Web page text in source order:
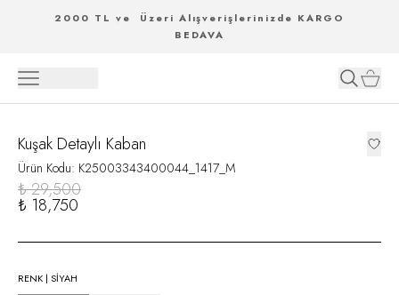
2000 TL ve Üzeri Alışverişlerinizde KARGO
BEDAVA
Kuşak Detaylı Kaban
Ürün Kodu: K25003343400044_1417_M
₺ 29,500
₺ 18,750
RENK | SİYAH